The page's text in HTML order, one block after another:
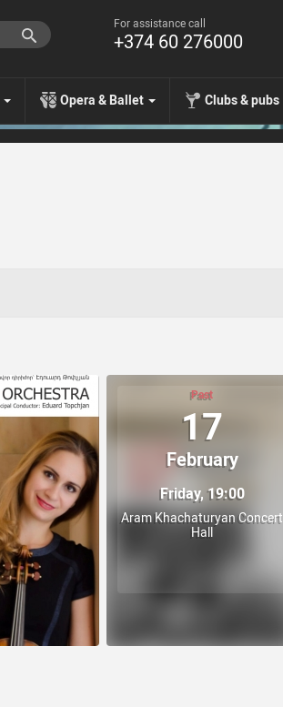
For assistance call
+374 60 276000
Opera & Ballet Clubs & pubs
Past
17
February
Friday, 19:00
Aram Khachaturyan Concert
Hall